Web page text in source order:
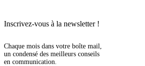
Inscrivez-vous à la newsletter !
Chaque mois dans votre boîte mail,
un condensé des meilleurs conseils
en communication.